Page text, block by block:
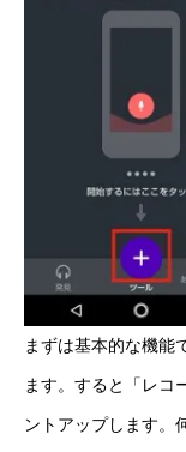
まずは基本的な機能
ます。すると「レコ
ントアップします。